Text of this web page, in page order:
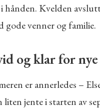
hånden. Kvelden
gode venner og familie.
og klar for
er annerledes –
liten jente i starten av